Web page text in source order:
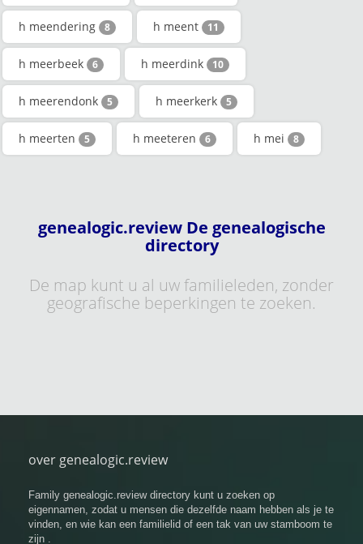
h meendering 8 h meent 11
h meerbeek 6 h meerdink 10
h meerendonk 5 h meerkerk 5
h meerten 5 h meeteren 6 h mei 8
genealogic.review De genealogische
directory
De map kunt u al uw familieleden, zonder
geografische beperkingen te zoeken.
over genealogic.review
Family genealogic.review directory kunt u zoeken op
eigennamen, zodat u mensen die dezelfde naam hebben als je te
vinden, en wie kan een familielid of een tak van uw stamboom te
zijn .